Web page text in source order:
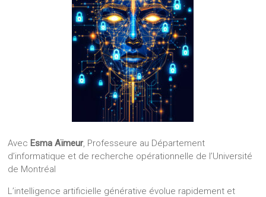
Avec Esma Aïmeur, Professeure au Département
d’informatique et de recherche opérationnelle de l’Université
de Montréal
L’intelligence artificielle générative évolue rapidement et